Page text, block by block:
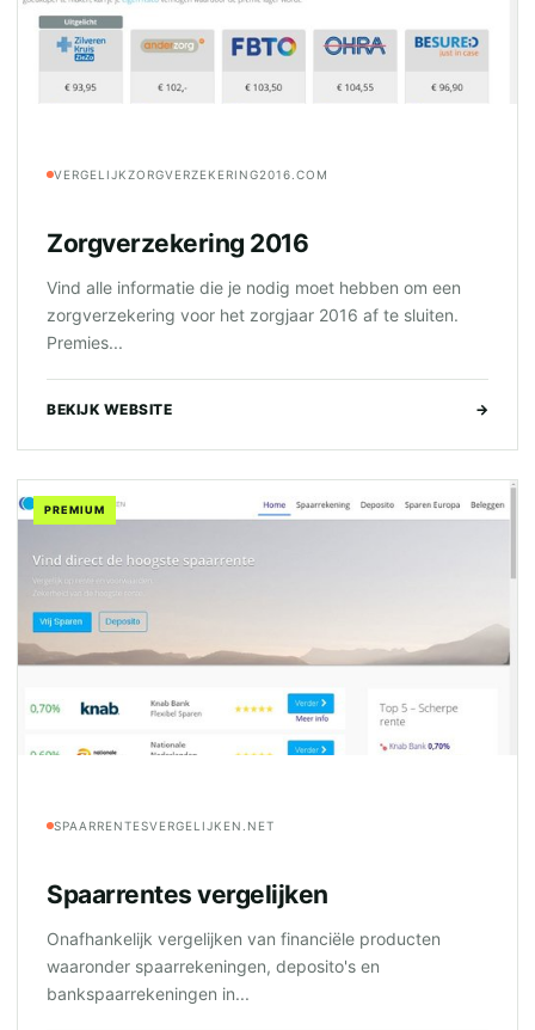
VERGELIJKZORGVERZEKERING2016.COM
Zorgverzekering 2016
Vind alle informatie die je nodig moet hebben om een
zorgverzekering voor het zorgjaar 2016 af te sluiten.
Premies...
BEKIJK WEBSITE →
PREMIUM
SPAARRENTESVERGELIJKEN.NET
Spaarrentes vergelijken
Onafhankelijk vergelijken van financiële producten
waaronder spaarrekeningen, deposito's en
bankspaarrekeningen in...